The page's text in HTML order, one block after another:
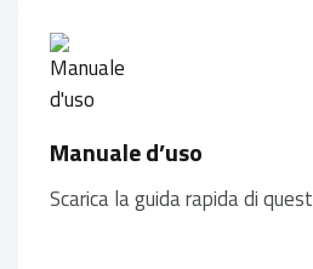
Manuale d’uso
Scarica la guida rapida di